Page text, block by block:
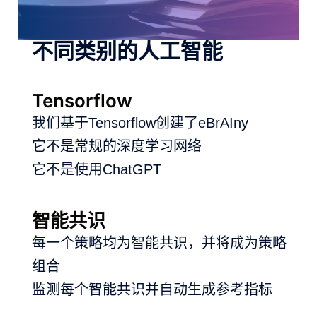
不同类别的人工智能
Tensorflow
我们基于Tensorflow创建了eBrAIny
它不是常规的深度学习网络
它不是使用ChatGPT
智能共识
每一个策略均为智能共识，并将成为策略
组合
监测每个智能共识并自动生成参考指标